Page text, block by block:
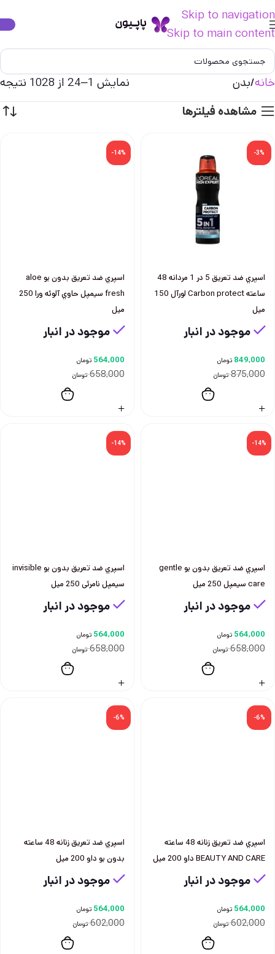
Skip to navigation
Skip to main content
خانه بدن
نمایش 1–24 از 1028 نتیجه
مشاهده فیلترها
-3%
اسپري ضد تعريق 5 در 1 مردانه 48
ساعته Carbon protect لورآل 150
ميل
موجود در انبار
875,000 تومان
849,000 تومان
-14%
اسپري ضد تعريق بدون بو aloe
fresh سيمپل حاوي آلوئه ورا 250
ميل
موجود در انبار
658,000 تومان
564,000 تومان
-14%
اسپري ضد تعريق بدون بو gentle
care سيمپل 250 ميل
موجود در انبار
658,000 تومان
564,000 تومان
-14%
اسپري ضد تعريق بدون بو invisible
سيمپل نامرئی 250 ميل
موجود در انبار
658,000 تومان
564,000 تومان
-6%
اسپري ضد تعريق زنانه 48 ساعته
BEAUTY AND CARE داو 200 ميل
موجود در انبار
602,000 تومان
564,000 تومان
-6%
اسپري ضد تعريق زنانه 48 ساعته
بدون بو داو 200 ميل
موجود در انبار
602,000 تومان
564,000 تومان